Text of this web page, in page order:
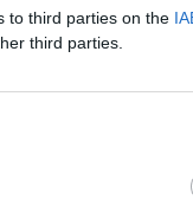
to third parties on the
third parties.
των